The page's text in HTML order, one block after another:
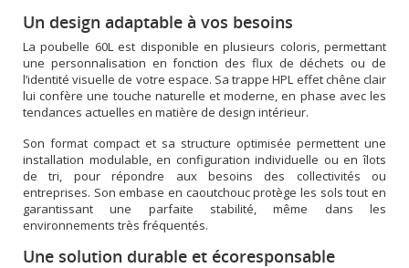
Un design adaptable à vos besoins
La poubelle 60L est disponible en plusieurs coloris, permettant
une personnalisation en fonction des flux de déchets ou de
l’identité visuelle de votre espace. Sa trappe HPL effet chêne clair
lui confère une touche naturelle et moderne, en phase avec les
tendances actuelles en matière de design intérieur.
Son format compact et sa structure optimisée permettent une
installation modulable, en configuration individuelle ou en îlots
de tri, pour répondre aux besoins des collectivités ou
entreprises. Son embase en caoutchouc protège les sols tout en
garantissant une parfaite stabilité, même dans les
environnements très fréquentés.
Une solution durable et écoresponsable